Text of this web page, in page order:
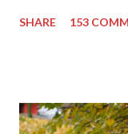
it works especially
finish the page. I am
SHARE 153